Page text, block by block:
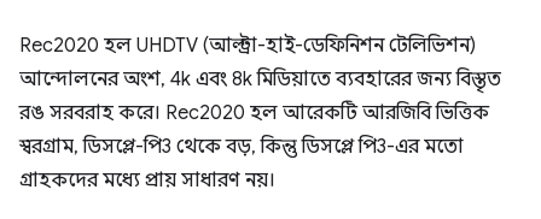
Rec2020 হল UHDTV (আল্ট্রা-হাই-ডেফিনিশন টেলিভিশন)
আন্দোলনের অংশ, 4k এবং 8k মিডিয়াতে ব্যবহারের জন্য বিস্তৃত
রঙ সরবরাহ করে। Rec2020 হল আরেকটি আরজিবি ভিত্তিক
স্বরগ্রাম, ডিসপ্লে-পি3 থেকে বড়, কিন্তু ডিসপ্লে পি3-এর মতো
গ্রাহকদের মধ্যে প্রায় সাধারণ নয়।